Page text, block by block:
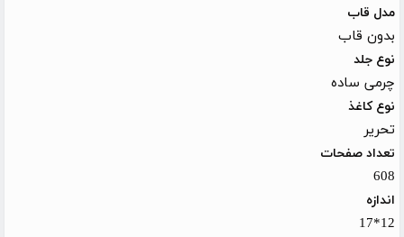
مدل قاب
بدون قاب
نوع جلد
چرمی ساده
نوع کاغذ
تحریر
تعداد صفحات
608
اندازه
12*17